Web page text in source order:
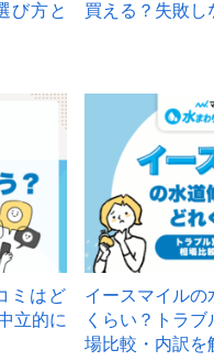
び方と
買える？失敗し
ミはど
立的に
イースマイルの
くらい？トラ
場比較・内訳を